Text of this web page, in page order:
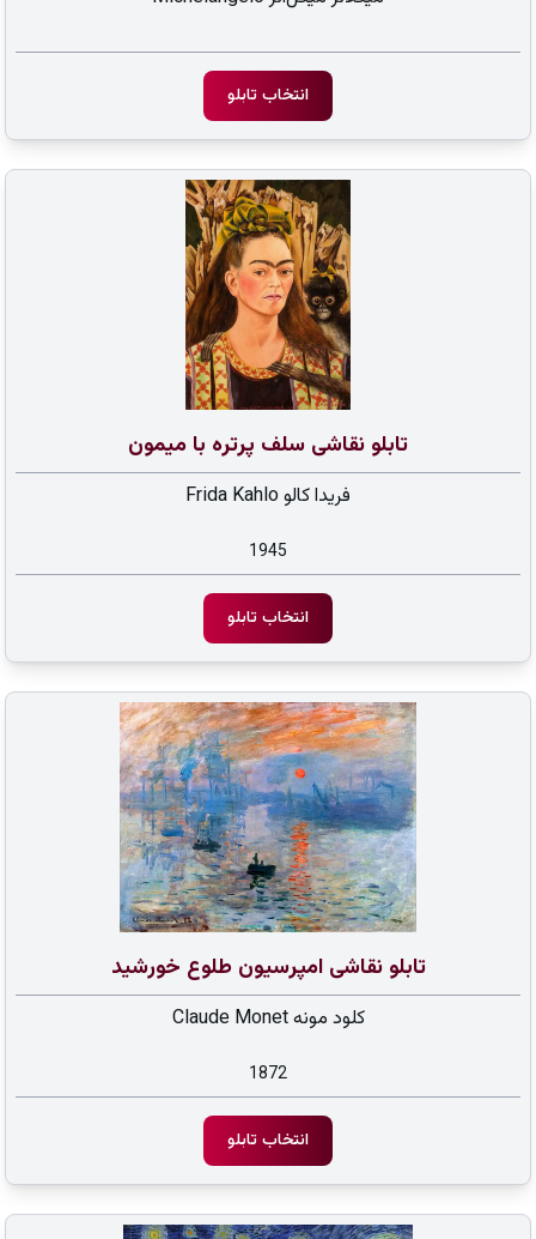
انتخاب تابلو
تابلو نقاشی سلف پرتره با میمون
فریدا کالو Frida Kahlo
1945
انتخاب تابلو
تابلو نقاشی امپرسیون طلوع خورشید
کلود مونه Claude Monet
1872
انتخاب تابلو